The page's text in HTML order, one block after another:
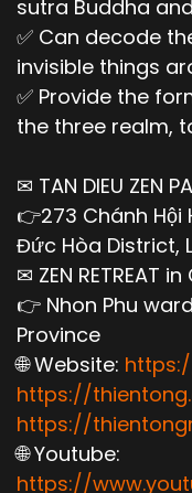
sutra Buddha
✅ Can decode
invisible things
✅ Provide the
the three realm,
✉ TAN DIEU ZEN
👉273 Chánh Hội
Đức Hòa District,
✉ ZEN RETREAT in
👉 Nhon Phu
Province
🌐 Website:
https://
https://
🌐 Youtube:
https://